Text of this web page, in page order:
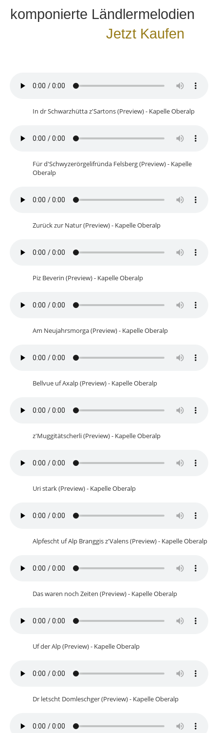
komponierte Ländlermelodien
Jetzt Kaufen
In dr Schwarzhütta z'Sartons (Preview) - Kapelle Oberalp
Für d'Schwyzerörgelifründa Felsberg (Preview) - Kapelle
Oberalp
Zurück zur Natur (Preview) - Kapelle Oberalp
Piz Beverin (Preview) - Kapelle Oberalp
Am Neujahrsmorga (Preview) - Kapelle Oberalp
Bellvue uf Axalp (Preview) - Kapelle Oberalp
z'Muggitätscherli (Preview) - Kapelle Oberalp
Uri stark (Preview) - Kapelle Oberalp
Alpfescht uf Alp Branggis z'Valens (Preview) - Kapelle Oberalp
Das waren noch Zeiten (Preview) - Kapelle Oberalp
Uf der Alp (Preview) - Kapelle Oberalp
Dr letscht Domleschger (Preview) - Kapelle Oberalp